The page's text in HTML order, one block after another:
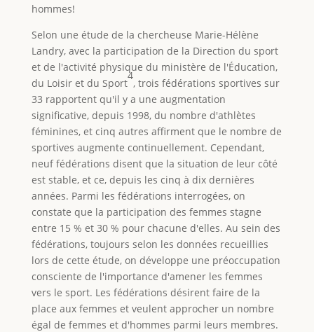
hommes!
Selon une étude de la chercheuse Marie-Hélène
Landry, avec la participation de la Direction du sport
et de l'activité physique du ministère de l'Éducation,
du Loisir et du Sport
4
, trois fédérations sportives sur
33 rapportent qu'il y a une augmentation
significative, depuis 1998, du nombre d'athlètes
féminines, et cinq autres affirment que le nombre de
sportives augmente continuellement. Cependant,
neuf fédérations disent que la situation de leur côté
est stable, et ce, depuis les cinq à dix dernières
années. Parmi les fédérations interrogées, on
constate que la participation des femmes stagne
entre 15 % et 30 % pour chacune d'elles. Au sein des
fédérations, toujours selon les données recueillies
lors de cette étude, on développe une préoccupation
consciente de l'importance d'amener les femmes
vers le sport. Les fédérations désirent faire de la
place aux femmes et veulent approcher un nombre
égal de femmes et d'hommes parmi leurs membres.